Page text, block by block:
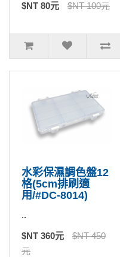
$NT 80元 $NT 100元
水彩保濕調色盤12
格(5cm排刷適
用/#DC-8014)
..
$NT 360元
$NT 450
元